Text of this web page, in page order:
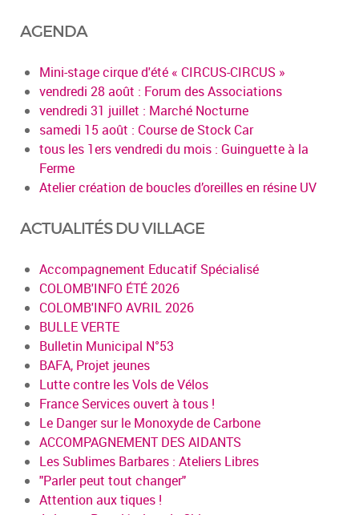
AGENDA
Mini-stage cirque d'été « CIRCUS-CIRCUS »
vendredi 28 août : Forum des Associations
vendredi 31 juillet : Marché Nocturne
samedi 15 août : Course de Stock Car
tous les 1ers vendredi du mois : Guinguette à la
Ferme
Atelier création de boucles d’oreilles en résine UV
ACTUALITÉS DU VILLAGE
Accompagnement Educatif Spécialisé
COLOMB'INFO ÉTÉ 2026
COLOMB'INFO AVRIL 2026
BULLE VERTE
Bulletin Municipal N°53
BAFA, Projet jeunes
Lutte contre les Vols de Vélos
France Services ouvert à tous !
Le Danger sur le Monoxyde de Carbone
ACCOMPAGNEMENT DES AIDANTS
Les Sublimes Barbares : Ateliers Libres
"Parler peut tout changer"
Attention aux tiques !